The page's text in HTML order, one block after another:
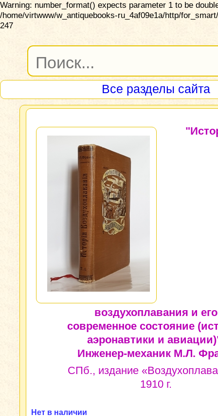
Warning: number_format() expects parameter 1 to be
/home/virtwww/w_antiquebooks-ru_4af09e1a/http/
247
Все разделы сайта
воздухоплавания и его
современное состояние
аэронавтики и
Инженер-механик М.Л.
СПб., издание
1910 г.
Нет в наличии